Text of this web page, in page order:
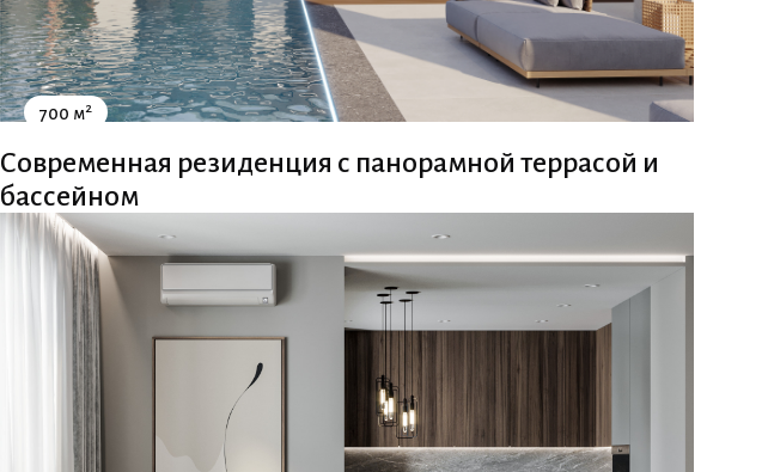
700 м2
Современная резиденция с панорамной террасой и
бассейном